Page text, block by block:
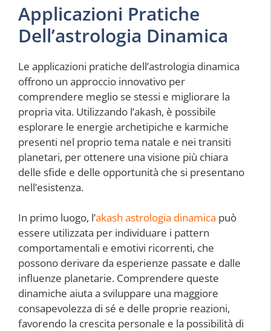
Applicazioni Pratiche
Dell’astrologia Dinamica
Le applicazioni pratiche dell’astrologia dinamica
offrono un approccio innovativo per
comprendere meglio se stessi e migliorare la
propria vita. Utilizzando l’akash, è possibile
esplorare le energie archetipiche e karmiche
presenti nel proprio tema natale e nei transiti
planetari, per ottenere una visione più chiara
delle sfide e delle opportunità che si presentano
nell’esistenza.
In primo luogo, l’akash astrologia dinamica può
essere utilizzata per individuare i pattern
comportamentali e emotivi ricorrenti, che
possono derivare da esperienze passate e dalle
influenze planetarie. Comprendere queste
dinamiche aiuta a sviluppare una maggiore
consapevolezza di sé e delle proprie reazioni,
favorendo la crescita personale e la possibilità di